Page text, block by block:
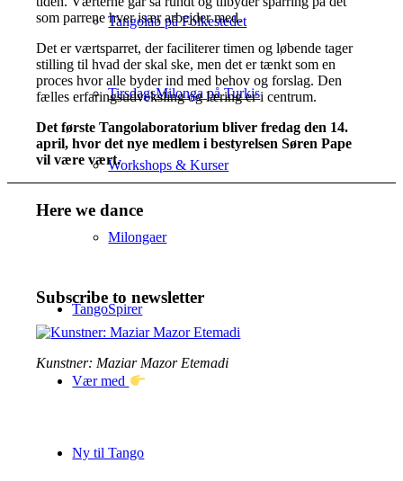
Tangolab på Folkestedet
TirsdagsMilonga på Turkis
Workshops & Kurser
Milongaer
TangoSpirer
Vær med
Ny til Tango
som parrene hver især arbejder med.
Det er værtsparret, der faciliterer timen og løbende tager
stilling til hvad der skal ske, men det er tænkt som en
proces hvor alle byder ind med behov og forslag. Den
fælles erfaringsudveksling og læring er i centrum.
Det første Tangolaboratorium bliver fredag den 14.
april, hvor det nye medlem i bestyrelsen Søren Pape
vil være vært.
Here we dance
Subscribe to newsletter
Kunstner: Maziar Mazor Etemadi